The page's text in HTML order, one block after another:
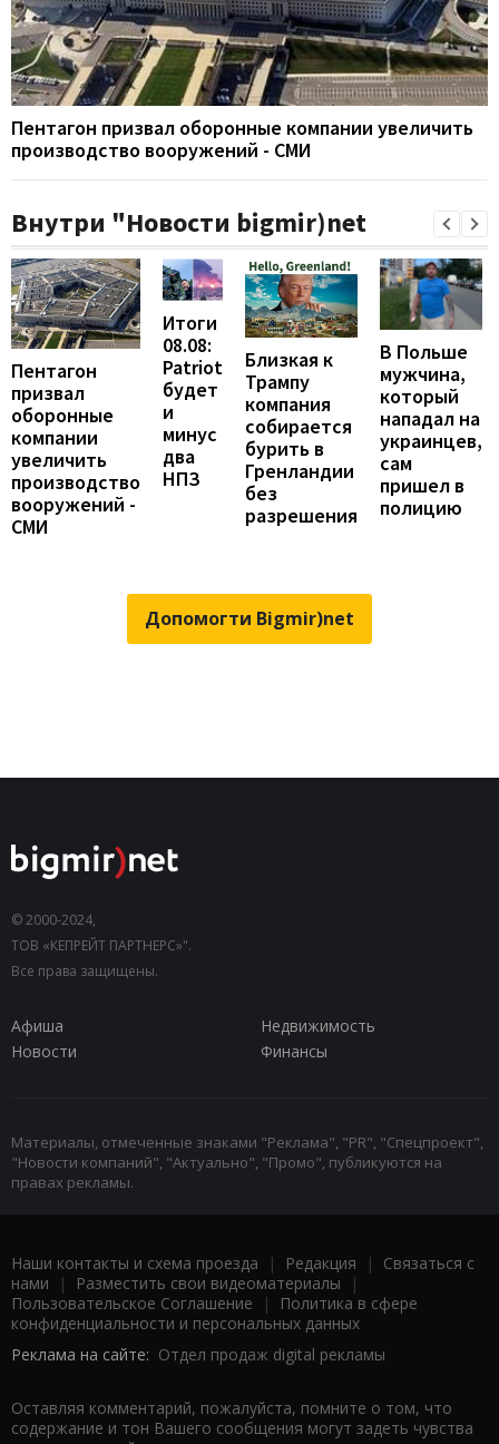
Пентагон призвал оборонные компании увеличить
производство вооружений - СМИ
Внутри "Новости bigmir)net
Пентагон
призвал
оборонные
компании
увеличить
производство
вооружений -
СМИ
Итоги
08.08:
Patriot
будет
и
минус
два
НПЗ
Близкая к
Трампу
компания
собирается
бурить в
Гренландии
без
разрешения
В Польше
мужчина,
который
нападал на
украинцев,
сам
пришел в
полицию
Допомогти Bigmir)net
© 2000-2024,
ТОВ «КЕПРЕЙТ ПАРТНЕРС»".
Все права защищены.
Афиша
Недвижимость
Новости
Финансы
Материалы, отмеченные знаками "Реклама", "PR", "Спецпроект",
"Новости компаний", "Актуально", "Промо", публикуются на
правах рекламы.
Наши контакты и схема проезда | Редакция | Связаться с
нами | Разместить свои видеоматериалы |
Пользовательское Соглашение |
Политика в сфере
конфиденциальности и персональных данных
Реклама на сайте: Отдел продаж digital рекламы
Оставляя комментарий, пожалуйста, помните о том, что
содержание и тон Вашего сообщения могут задеть чувства